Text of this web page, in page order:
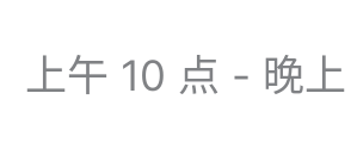
上午 10 点 - 晚上